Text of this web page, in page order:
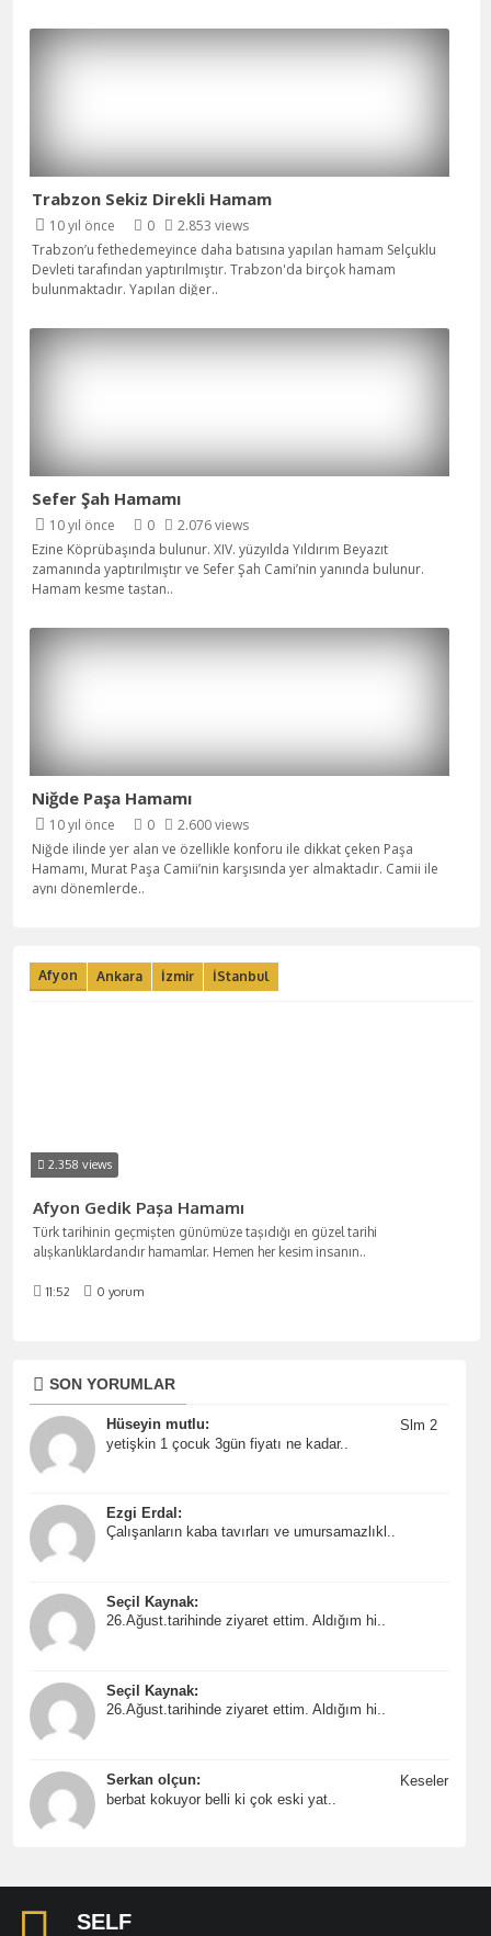
Trabzon Sekiz Direkli Hamam
10 yıl önce 0
2.853 views
Trabzon’u fethedemeyince daha batısına yapılan hamam Selçuklu
Devleti tarafından yaptırılmıştır. Trabzon'da birçok hamam
bulunmaktadır. Yapılan diğer..
Sefer Şah Hamamı
10 yıl önce 0
2.076 views
Ezine Köprübaşında bulunur. XIV. yüzyılda Yıldırım Beyazıt
zamanında yaptırılmıştır ve Sefer Şah Cami’nin yanında bulunur.
Hamam kesme taştan..
Niğde Paşa Hamamı
10 yıl önce 0
2.600 views
Niğde ilinde yer alan ve özellikle konforu ile dikkat çeken Paşa
Hamamı, Murat Paşa Camii’nin karşısında yer almaktadır. Camii ile
aynı dönemlerde..
Afyon Ankara İzmir İStanbul
2.358 views
Afyon Gedik Paşa Hamamı
Türk tarihinin geçmişten günümüze taşıdığı en güzel tarihi
alışkanlıklardandır hamamlar. Hemen her kesim insanın..
11:52 0 yorum
SON YORUMLAR
Hüseyin mutlu:
Slm 2
yetişkin 1 çocuk 3gün fiyatı ne kadar..
Ezgi Erdal:
Çalışanların kaba tavırları ve umursamazlıkl..
Seçil Kaynak:
26.Ağust.tarihinde ziyaret ettim. Aldığım hi..
Seçil Kaynak:
26.Ağust.tarihinde ziyaret ettim. Aldığım hi..
Serkan olçun:
Keseler
berbat kokuyor belli ki çok eski yat..
SELF